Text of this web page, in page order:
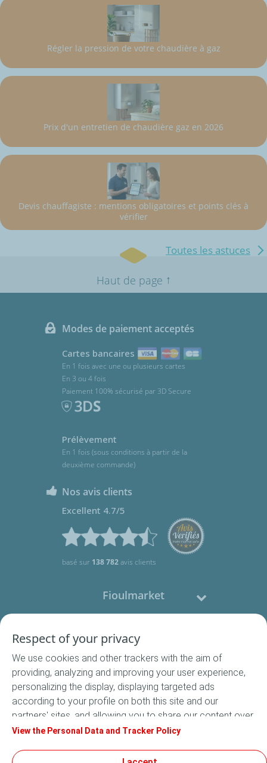
Régler la pression de votre chaudière à gaz
Prix d'un entretien de chaudière gaz en 2026
Devis chauffagiste : mentions obligatoires et points clés à
vérifier
Toutes les astuces
Haut de page ↑
Modes de paiement acceptés
Cartes bancaires
En 1 fois avec une ou plusieurs cartes
En 3 ou 4 fois
Paiement 100% sécurisé par 3D Secure
Prélèvement
En 1 fois (sous conditions à partir de la
deuxième commande)
Nos avis clients
Excellent 4.7/5
basé sur 138 782avis clients
Fioulmarket
Nous contacter
Suivez-nous
Respect of your privacy
We use cookies and other trackers with the aim of
providing, analyzing and improving your user experience,
personalizing the display, displaying targeted ads
according to your profile on both this site and our
partners' sites, and allowing you to share our content over
social media. In accordance with French legislation,
default. You can change your cookie settings at any time
View the Personal Data and Tracker Policy